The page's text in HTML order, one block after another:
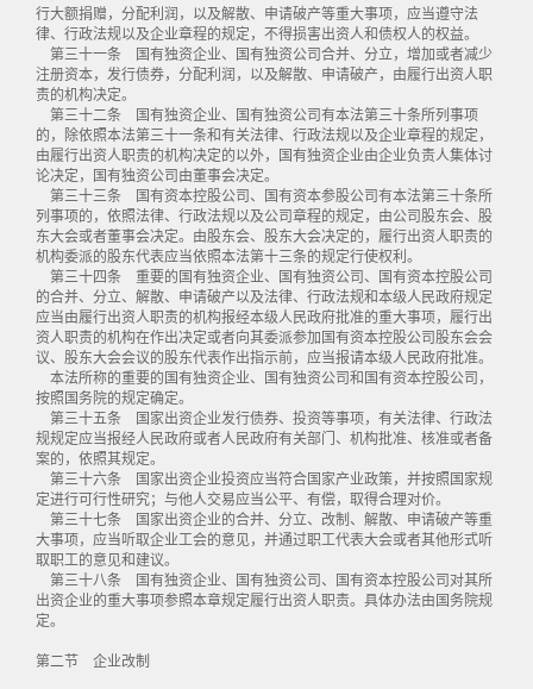
行大额捐赠，分配利润，以及解散、申请破产等重大事项，应当遵守法
律、行政法规以及企业章程的规定，不得损害出资人和债权人的权益。
第三十一条 国有独资企业、国有独资公司合并、分立，增加或者减少
注册资本，发行债券，分配利润，以及解散、申请破产，由履行出资人职
责的机构决定。
第三十二条 国有独资企业、国有独资公司有本法第三十条所列事项
的，除依照本法第三十一条和有关法律、行政法规以及企业章程的规定，
由履行出资人职责的机构决定的以外，国有独资企业由企业负责人集体讨
论决定，国有独资公司由董事会决定。
第三十三条 国有资本控股公司、国有资本参股公司有本法第三十条所
列事项的，依照法律、行政法规以及公司章程的规定，由公司股东会、股
东大会或者董事会决定。由股东会、股东大会决定的，履行出资人职责的
机构委派的股东代表应当依照本法第十三条的规定行使权利。
第三十四条 重要的国有独资企业、国有独资公司、国有资本控股公司
的合并、分立、解散、申请破产以及法律、行政法规和本级人民政府规定
应当由履行出资人职责的机构报经本级人民政府批准的重大事项，履行出
资人职责的机构在作出决定或者向其委派参加国有资本控股公司股东会会
议、股东大会会议的股东代表作出指示前，应当报请本级人民政府批准。
本法所称的重要的国有独资企业、国有独资公司和国有资本控股公司，
按照国务院的规定确定。
第三十五条 国家出资企业发行债券、投资等事项，有关法律、行政法
规规定应当报经人民政府或者人民政府有关部门、机构批准、核准或者备
案的，依照其规定。
第三十六条 国家出资企业投资应当符合国家产业政策，并按照国家规
定进行可行性研究；与他人交易应当公平、有偿，取得合理对价。
第三十七条 国家出资企业的合并、分立、改制、解散、申请破产等重
大事项，应当听取企业工会的意见，并通过职工代表大会或者其他形式听
取职工的意见和建议。
第三十八条 国有独资企业、国有独资公司、国有资本控股公司对其所
出资企业的重大事项参照本章规定履行出资人职责。具体办法由国务院规
定。
第二节 企业改制